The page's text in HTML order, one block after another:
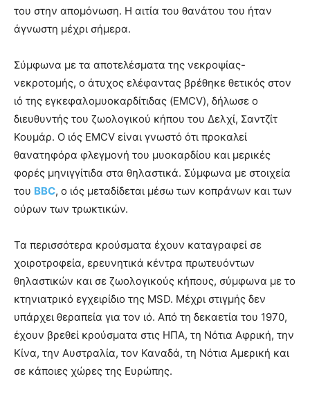
του στην απομόνωση. Η αιτία του θανάτου του ήταν
άγνωστη μέχρι σήμερα.
Σύμφωνα με τα αποτελέσματα της νεκροψίας-
νεκροτομής, ο άτυχος ελέφαντας βρέθηκε θετικός στον
ιό της εγκεφαλομυοκαρδίτιδας (EMCV), δήλωσε ο
διευθυντής του ζωολογικού κήπου του Δελχί, Σαντζίτ
Κουμάρ. Ο ιός EMCV είναι γνωστό ότι προκαλεί
θανατηφόρα φλεγμονή του μυοκαρδίου και μερικές
φορές μηνιγγίτιδα στα θηλαστικά. Σύμφωνα με στοιχεία
του BBC, ο ιός μεταδίδεται μέσω των κοπράνων και των
ούρων των τρωκτικών.
Τα περισσότερα κρούσματα έχουν καταγραφεί σε
χοιροτροφεία, ερευνητικά κέντρα πρωτευόντων
θηλαστικών και σε ζωολογικούς κήπους, σύμφωνα με το
κτηνιατρικό εγχειρίδιο της MSD. Μέχρι στιγμής δεν
υπάρχει θεραπεία για τον ιό. Από τη δεκαετία του 1970,
έχουν βρεθεί κρούσματα στις ΗΠΑ, τη Νότια Αφρική, την
Κίνα, την Αυστραλία, τον Καναδά, τη Νότια Αμερική και
σε κάποιες χώρες της Ευρώπης.